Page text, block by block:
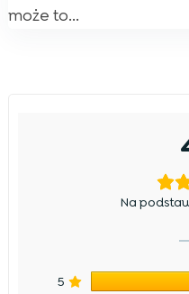
może to...
Na
5